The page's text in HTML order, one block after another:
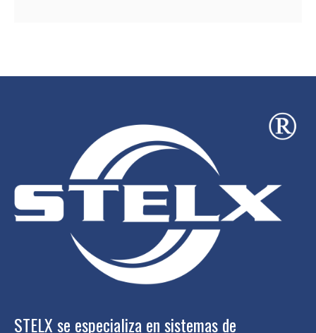
STELX se especializa en sistemas de